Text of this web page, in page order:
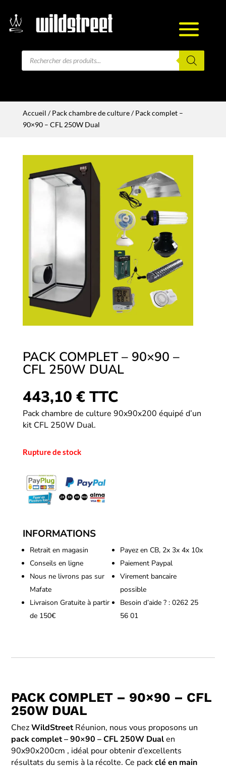
Recherche
Accueil /Pack chambre de culture/ Pack complet –
90×90 – CFL 250W Dual
PACK COMPLET – 90×90 –
CFL 250W DUAL
443,10 € TTC
Pack chambre de culture 90x90x200 équipé d’un
kit CFL 250W Dual.
Rupture de stock
INFORMATIONS
Retrait en magasin
Conseils en ligne
Nous ne livrons pas sur
Mafate
Livraison Gratuite à partir
de 150€
Payez en CB, 2x 3x 4x 10x
Paiement Paypal
Virement bancaire
possible
Besoin d’aide ? : 0262 25
56 01
PACK COMPLET – 90×90 – CFL
250W DUAL
ChezWildStreetRéunion, nous vous proposons un
pack complet – 90×90 – CFL 250W Dualen
90x90x200cm , idéal pour obtenir d’excellents
résultats du semis à la récolte. Ce packclé en main